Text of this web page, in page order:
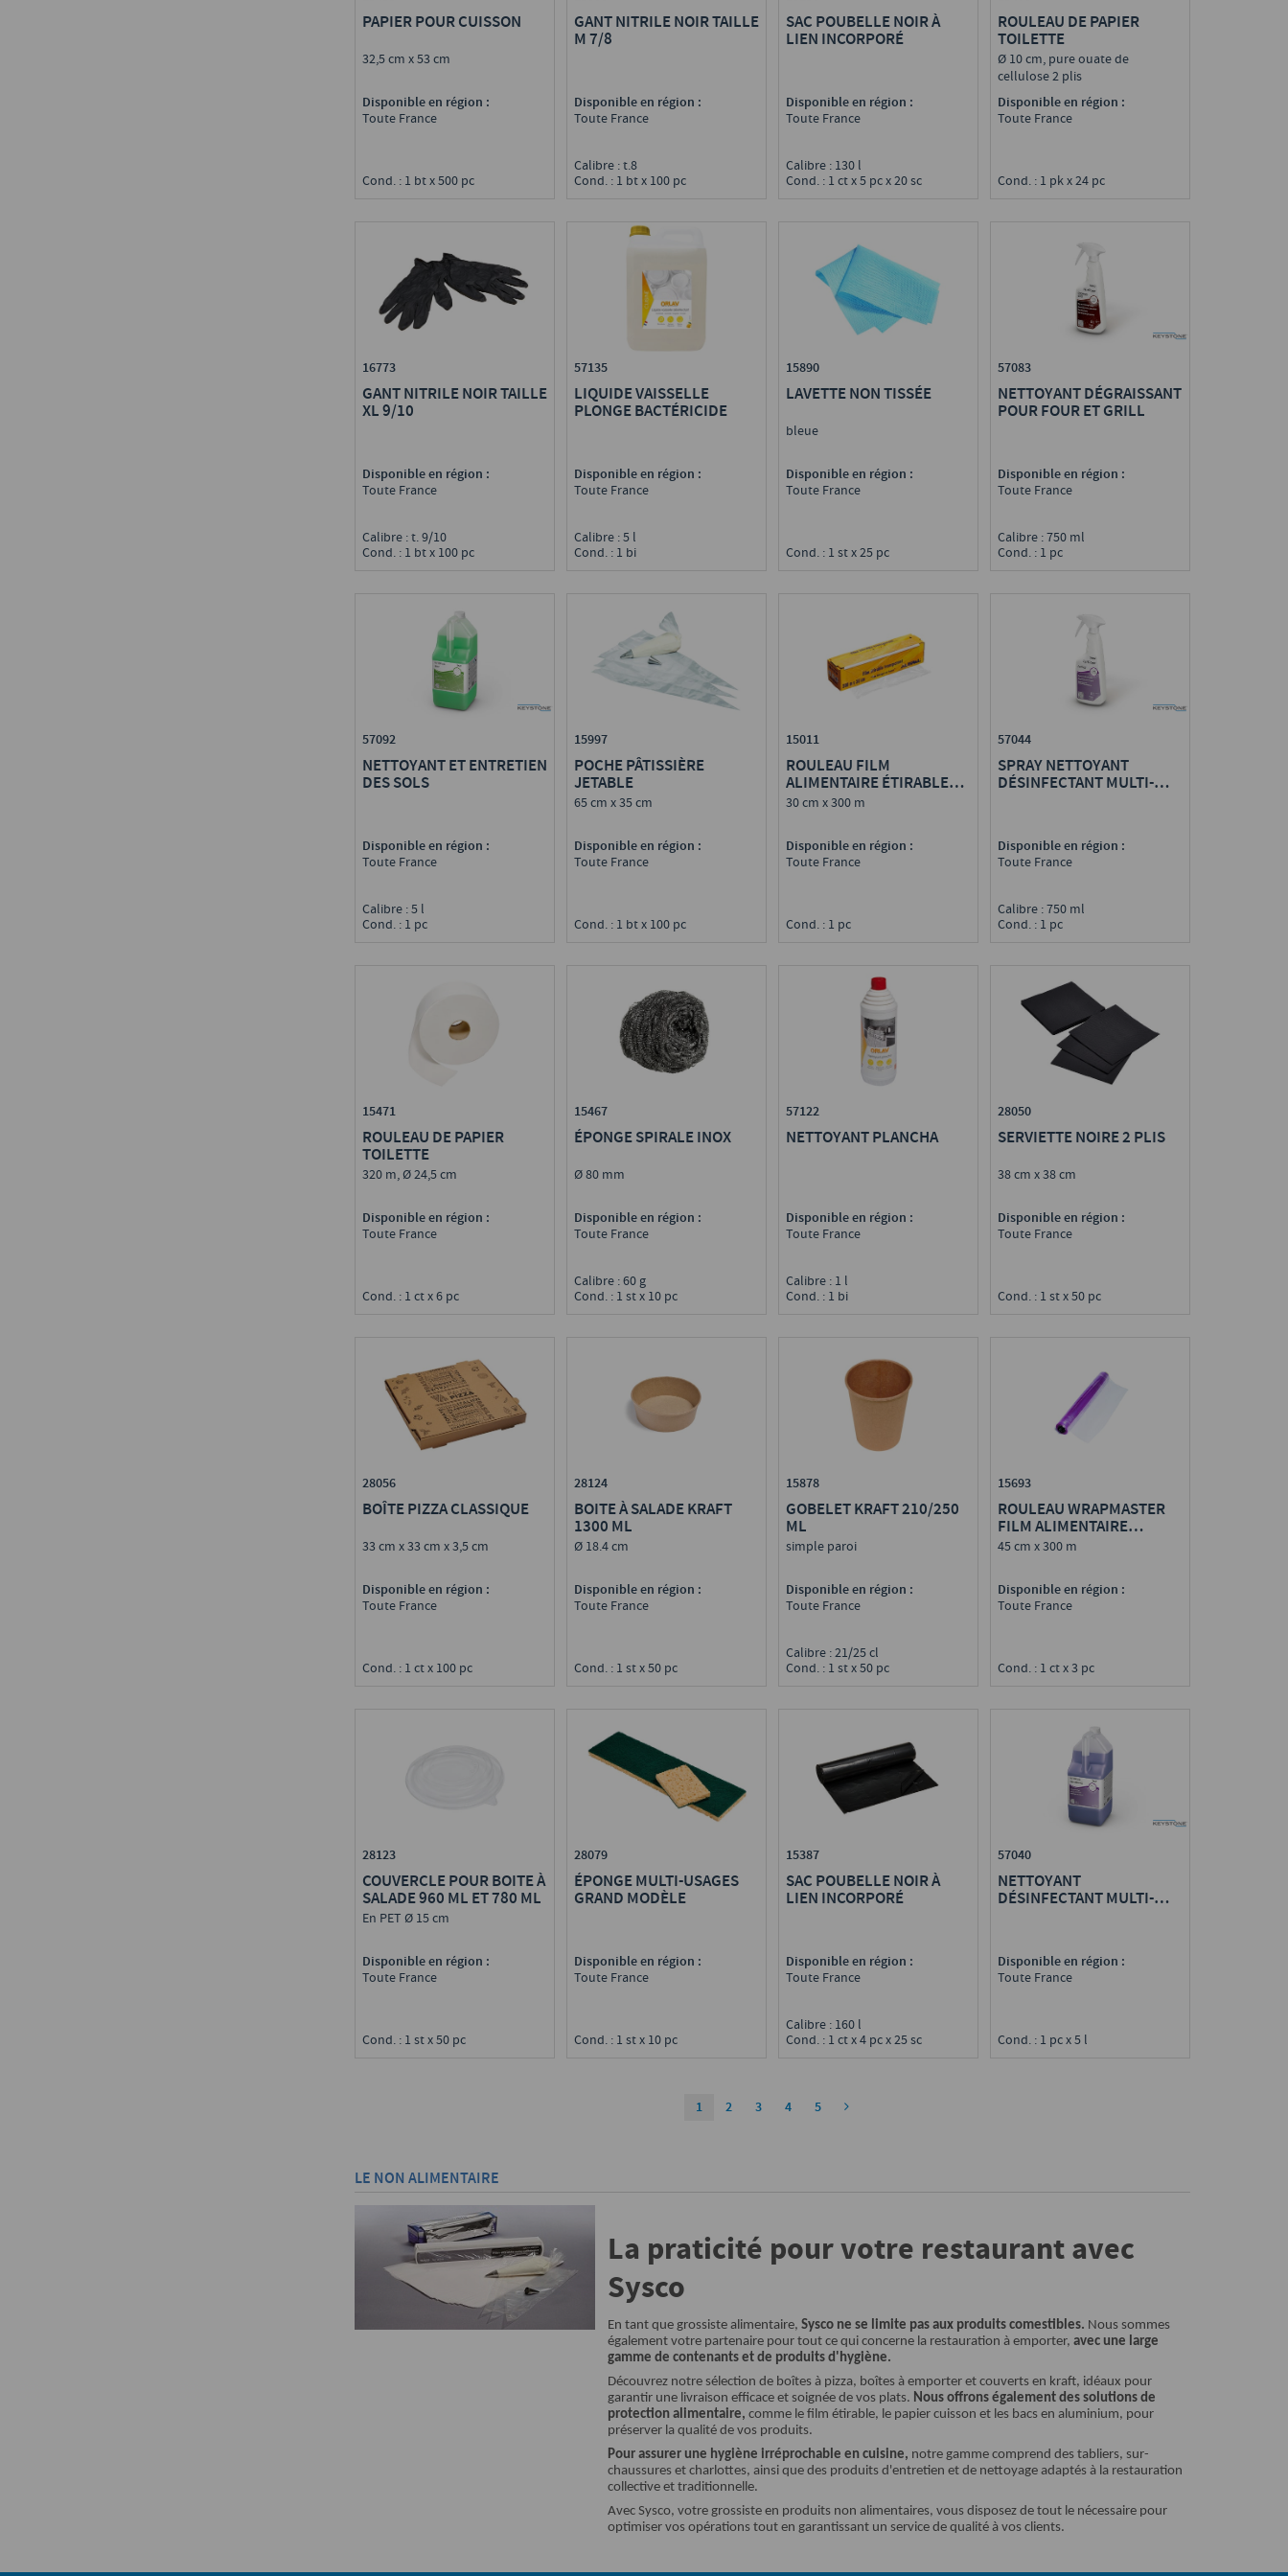
PAPIER POUR CUISSON
32,5 cm x 53 cm
Disponible en région :
Toute France
Cond. : 1 bt x 500 pc
GANT NITRILE NOIR TAILLE
M 7/8
Disponible en région :
Toute France
Calibre : t.8
Cond. : 1 bt x 100 pc
SAC POUBELLE NOIR À
LIEN INCORPORÉ
Disponible en région :
Toute France
Calibre : 130 l
Cond. : 1 ct x 5 pc x 20 sc
ROULEAU DE PAPIER
TOILETTE
Ø 10 cm, pure ouate de
cellulose 2 plis
Disponible en région :
Toute France
Cond. : 1 pk x 24 pc
16773
GANT NITRILE NOIR TAILLE
XL 9/10
Disponible en région :
Toute France
Calibre : t. 9/10
Cond. : 1 bt x 100 pc
57135
LIQUIDE VAISSELLE
PLONGE BACTÉRICIDE
Disponible en région :
Toute France
Calibre : 5 l
Cond. : 1 bi
15890
LAVETTE NON TISSÉE
bleue
Disponible en région :
Toute France
Cond. : 1 st x 25 pc
57083
NETTOYANT DÉGRAISSANT
POUR FOUR ET GRILL
Disponible en région :
Toute France
Calibre : 750 ml
Cond. : 1 pc
57092
NETTOYANT ET ENTRETIEN
DES SOLS
Disponible en région :
Toute France
Calibre : 5 l
Cond. : 1 pc
15997
POCHE PÂTISSIÈRE
JETABLE
65 cm x 35 cm
Disponible en région :
Toute France
Cond. : 1 bt x 100 pc
15011
ROULEAU FILM
ALIMENTAIRE ÉTIRABLE
7,5 ΜM
30 cm x 300 m
Disponible en région :
Toute France
Cond. : 1 pc
57044
SPRAY NETTOYANT
DÉSINFECTANT MULTI-
Disponible en région :
Toute France
Calibre : 750 ml
Cond. : 1 pc
15471
ROULEAU DE PAPIER
TOILETTE
320 m, Ø 24,5 cm
Disponible en région :
Toute France
Cond. : 1 ct x 6 pc
15467
ÉPONGE SPIRALE INOX
Ø 80 mm
Disponible en région :
Toute France
Calibre : 60 g
Cond. : 1 st x 10 pc
57122
NETTOYANT PLANCHA
Disponible en région :
Toute France
Calibre : 1 l
Cond. : 1 bi
28050
SERVIETTE NOIRE 2 PLIS
38 cm x 38 cm
Disponible en région :
Toute France
Cond. : 1 st x 50 pc
28056
BOÎTE PIZZA CLASSIQUE
33 cm x 33 cm x 3,5 cm
Disponible en région :
Toute France
Cond. : 1 ct x 100 pc
28124
BOITE À SALADE KRAFT
1300 ML
Ø 18.4 cm
Disponible en région :
Toute France
Cond. : 1 st x 50 pc
15878
GOBELET KRAFT 210/250
ML
simple paroi
Disponible en région :
Toute France
Calibre : 21/25 cl
Cond. : 1 st x 50 pc
15693
ROULEAU WRAPMASTER
FILM ALIMENTAIRE
ÉTIRABLE
45 cm x 300 m
Disponible en région :
Toute France
Cond. : 1 ct x 3 pc
28123
COUVERCLE POUR BOITE À
SALADE 960 ML ET 780 ML
En PET Ø 15 cm
Disponible en région :
Toute France
Cond. : 1 st x 50 pc
28079
ÉPONGE MULTI-USAGES
GRAND MODÈLE
Disponible en région :
Toute France
Cond. : 1 st x 10 pc
15387
SAC POUBELLE NOIR À
LIEN INCORPORÉ
Disponible en région :
Toute France
Calibre : 160 l
Cond. : 1 ct x 4 pc x 25 sc
57040
NETTOYANT
DÉSINFECTANT MULTI-
Disponible en région :
Toute France
Cond. : 1 pc x 5 l
1 2 3 4 5
LE NON ALIMENTAIRE
La praticité pour votre restaurant avec
Sysco
En tant que grossiste alimentaire, Sysco ne se limite pas aux produits comestibles. Nous sommes
également votre partenaire pour tout ce qui concerne la restauration à emporter, avec une large
gamme de contenants et de produits d'hygiène.
Découvrez notre sélection de boîtes à pizza, boîtes à emporter et couverts en kraft, idéaux pour
garantir une livraison efficace et soignée de vos plats. Nous offrons également des solutions de
protection alimentaire, comme le film étirable, le papier cuisson et les bacs en aluminium, pour
préserver la qualité de vos produits.
Pour assurer une hygiène irréprochable en cuisine, notre gamme comprend des tabliers, sur-
chaussures et charlottes, ainsi que des produits d'entretien et de nettoyage adaptés à la restauration
collective et traditionnelle.
Avec Sysco, votre grossiste en produits non alimentaires, vous disposez de tout le nécessaire pour
optimiser vos opérations tout en garantissant un service de qualité à vos clients.